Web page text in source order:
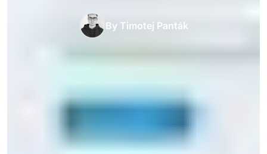
By Timotej Panták